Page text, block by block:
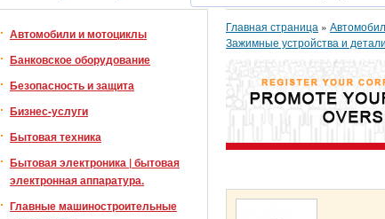
Автомобили и мотоциклы
Банковское оборудование
Безопасность и защита
Бизнес-услуги
Бытовая техника
Бытовая электроника | бытовая
электронная аппаратура.
Главные машиностроительные
Главная страница »
Зажимные устройства и детали